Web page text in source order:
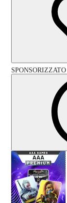
SPONSORIZZATO